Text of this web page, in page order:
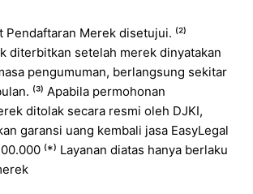
Pendaftaran Merek disetujui. ⁽²⁾
diterbitkan setelah merek dinyatakan
pengumuman, berlangsung sekitar
⁽³⁾ Apabila permohonan
ditolak secara resmi oleh DJKI,
garansi uang kembali jasa EasyLegal
⁽*⁾ Layanan diatas hanya berlaku